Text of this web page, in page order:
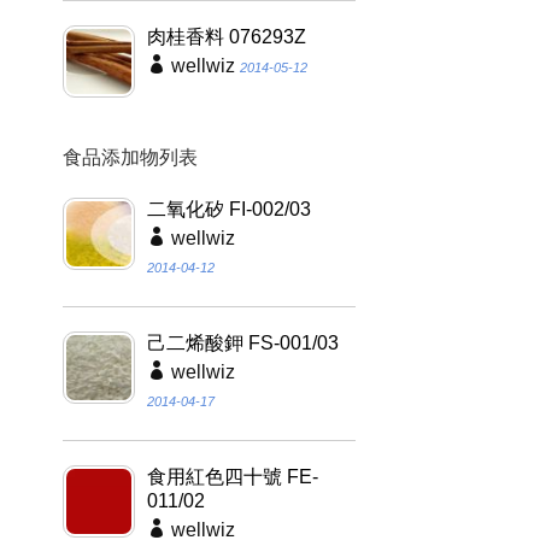
肉桂香料 076293Z
wellwiz 2014-05-12
食品添加物列表
二氧化矽 FI-002/03
wellwiz
2014-04-12
己二烯酸鉀 FS-001/03
wellwiz
2014-04-17
食用紅色四十號 FE-
011/02
wellwiz